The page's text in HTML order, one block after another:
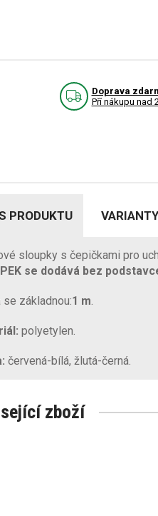
Doprava
Pří nákupu nad
PRODUKTU
sloupky s čepičkami pro
se dodává bez
se základnou:1 m
polyetylen.
červená-bílá, žlutá-černá.
zboží